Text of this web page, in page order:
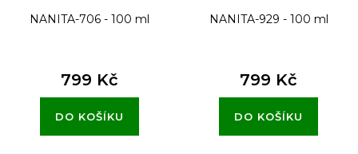
NANITA-706 - 100 ml
799 Kč
DO KOŠÍKU
NANITA-929 - 100 ml
799 Kč
DO KOŠÍKU